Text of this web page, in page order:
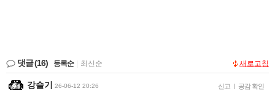
댓글(16) 등록순 최신순 새로고침
강슬기 26-06-12 20:26 신고 공감 확인